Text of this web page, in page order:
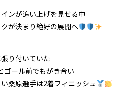
ンが追い上げを見せる中
が決まり絶好の展開へ
り付いていた
ゴール前でもがき合い
桑原選手は2着フィニッシュ